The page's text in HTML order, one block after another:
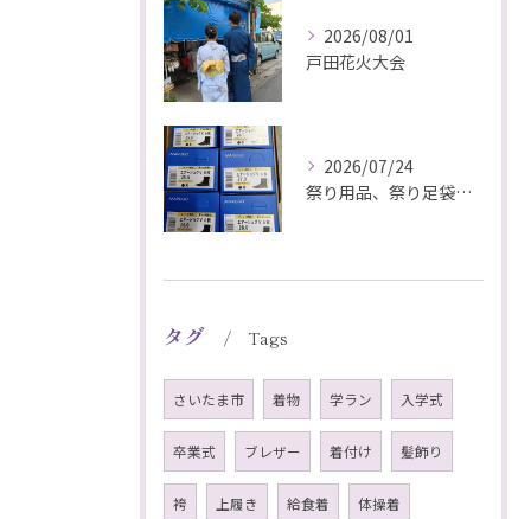
2026/08/01
戸田花火大会
2026/07/24
祭り用品、祭り足袋特価販売中
タグ Tags
さいたま市 着物 学ラン 入学式
卒業式 ブレザー 着付け 髪飾り
袴 上履き 給食着 体操着